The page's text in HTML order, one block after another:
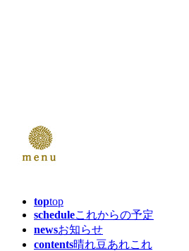
toptop
scheduleこれからの予定
newsお知らせ
contents晴れ豆あれこれ